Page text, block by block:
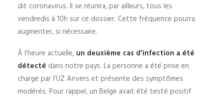
dit coronavirus. Il se réunira, par ailleurs, tous les
vendredis à 10h sur ce dossier. Cette fréquence pourra
augmenter, si nécessaire.
À l’heure actuelle, un deuxième cas d’infection a été
détecté dans notre pays. La personne a été prise en
charge par l’UZ Anvers et présente des symptômes
modérés. Pour rappel, un Belge avait été testé positif